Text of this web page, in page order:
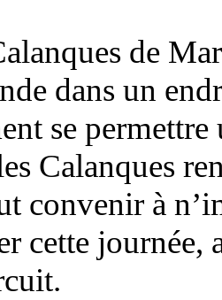
de
dans un
se permettre
Calanques
convenir à
cette journée,